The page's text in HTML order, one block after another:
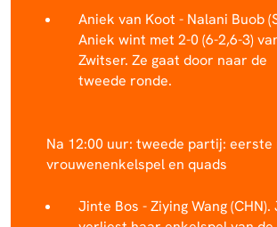
Aniek van Koot - Nalani Buob
Aniek wint met 2-0 (6-2,6-3)
Zwitser. Ze gaat door naar de
tweede ronde.
Na 12:00 uur: tweede partij: eerste
vrouwenenkelspel en quads
Jinte Bos - Ziying Wang (CHN).